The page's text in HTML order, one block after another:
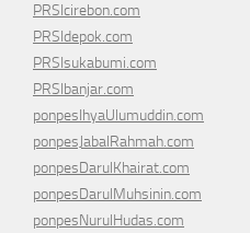
PRSIcirebon.com
PRSIdepok.com
PRSIsukabumi.com
PRSIbanjar.com
ponpesIhyaUlumuddin.com
ponpesJabalRahmah.com
ponpesDarulKhairat.com
ponpesDarulMuhsinin.com
ponpesNurulHudas.com